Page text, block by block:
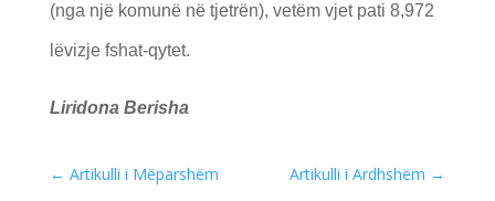
(nga një komunë në tjetrën), vetëm vjet pati 8,972
lëvizje fshat-qytet.
Liridona Berisha
← Artikulli i Mëparshëm Artikulli i Ardhshëm →